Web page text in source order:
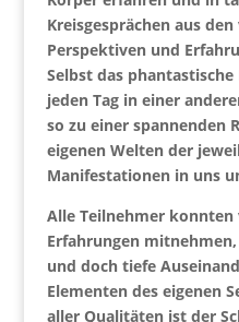
Kreisgesprächen aus
Perspektiven und
Selbst das
jeden Tag in einer
so zu einer spannenden
eigenen Welten der
Manifestationen in uns
Alle Teilnehmer konnten
Erfahrungen
und doch tiefe
Elementen des eigenen
aller Qualitäten ist der